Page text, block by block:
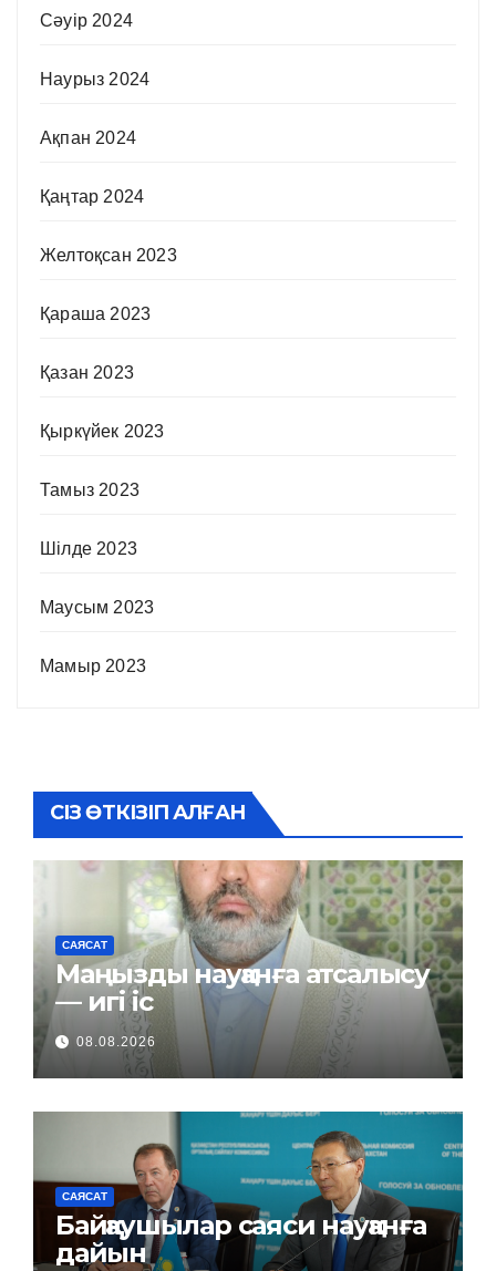
Сәуір 2024
Наурыз 2024
Ақпан 2024
Қаңтар 2024
Желтоқсан 2023
Қараша 2023
Қазан 2023
Қыркүйек 2023
Тамыз 2023
Шілде 2023
Маусым 2023
Мамыр 2023
СІЗ ӨТКІЗІП АЛҒАН
САЯСАТ
Маңызды науқанға атсалысу
— игі іс
08.08.2026
САЯСАТ
Байқаушылар саяси науқанға
дайын